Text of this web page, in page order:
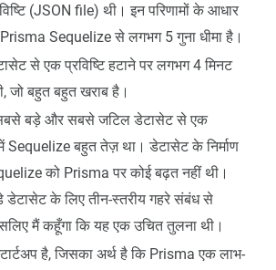
(JSON file) थी। इन परिणामों के आधार
Prisma Sequelize से लगभग 5 गुना धीमा है।
से एक प्रविष्टि हटाने पर लगभग 4 मिनट
जो बहुत बहुत खराब है।
सबसे बड़े और सबसे जटिल डेटासेट से एक
में Sequelize बहुत तेज़ था। डेटासेट के निर्माण
को Prisma पर कोई बढ़त नहीं थी।
डेटासेट के लिए तीन-स्तरीय गहरे संबंध से
मैं कहूँगा कि यह एक उचित तुलना थी।
है, जिसका अर्थ है कि Prisma एक लाभ-